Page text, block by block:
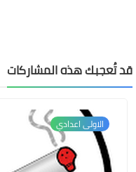
قد تُعجبك هذه المشاركات
الاولى اعدادي